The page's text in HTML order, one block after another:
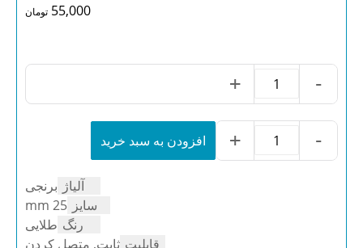
55,000 تومان
حلقه
25
برنجی
عدد
-
+
حلقه
25
-
+ افزودن به سبد خرید
آلیاژ برنجی
سایز 25 mm
رنگ طلایی
قابلیت ثابت, متصل کردن